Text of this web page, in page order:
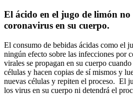
El ácido en el jugo de limón
coronavirus en su cuerpo.
El consumo de bebidas ácidas como el
ningún efecto sobre las infecciones por
virales se propagan en su cuerpo
células y hacen copias de sí mismos y
nuevas células y repiten el proceso. El
los virus en su cuerpo ni detendrá el